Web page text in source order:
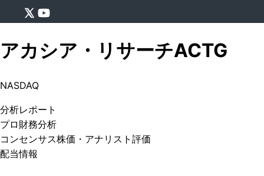
アカシア・リサーチACTG
NASDAQ
分析レポート
プロ 財務分析
コンセンサス株価 ・アナリスト評価
配当情報